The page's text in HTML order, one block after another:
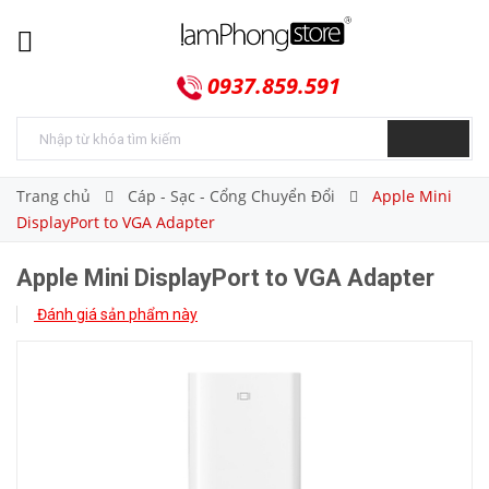
0937.859.591
Trang chủ Cáp - Sạc - Cổng Chuyển Đổi
Apple Mini
DisplayPort to VGA Adapter
Apple Mini DisplayPort to VGA Adapter
Đánh giá sản phẩm này